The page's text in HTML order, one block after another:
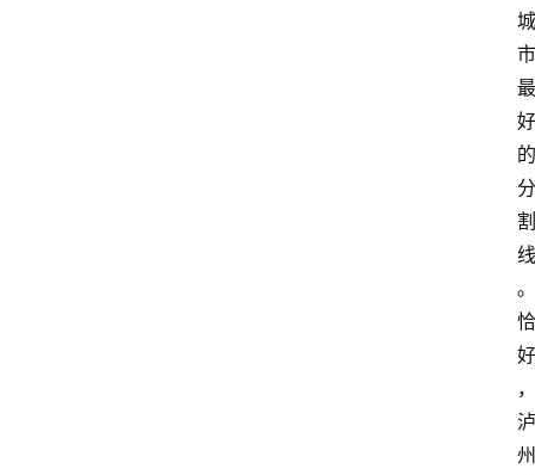
城
市
最
好
的
分
割
线
。
恰
好
，
泸
州